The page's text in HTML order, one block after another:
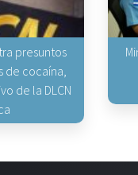
presuntos
de cocaína,
de la DLCN